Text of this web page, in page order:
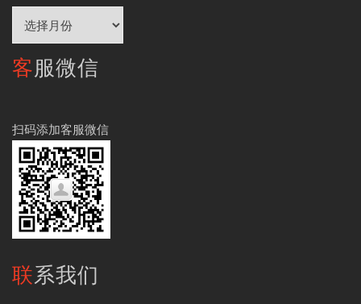
客服微信
扫码添加客服微信
联系我们